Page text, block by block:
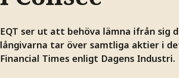
EQT ser ut att behöva lämna ifrån sig
långivarna tar över samtliga aktier i
Financial Times enligt Dagens Industri.